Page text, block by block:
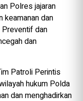
Polres jajaran
keamanan dan
Preventif dan
dan
Patroli Perintis
hukum Polda
dan menghadirkan